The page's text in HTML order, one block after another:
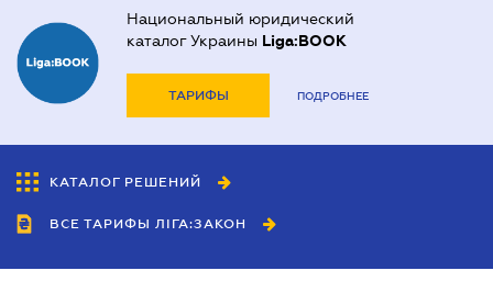
Национальный юридический
каталог Украины Liga:BOOK
ТАРИФЫ ПОДРОБНЕЕ
КАТАЛОГ РЕШЕНИЙ
ВСЕ ТАРИФЫ ЛІГА:ЗАКОН